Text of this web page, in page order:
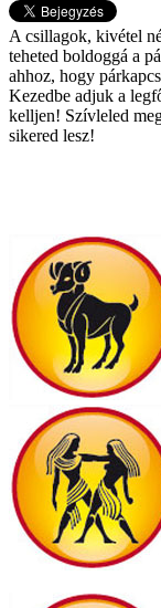
A csillagok, kivétel
teheted boldoggá a
ahhoz, hogy
Kezedbe adjuk a
kelljen! Szívleled
sikered lesz!